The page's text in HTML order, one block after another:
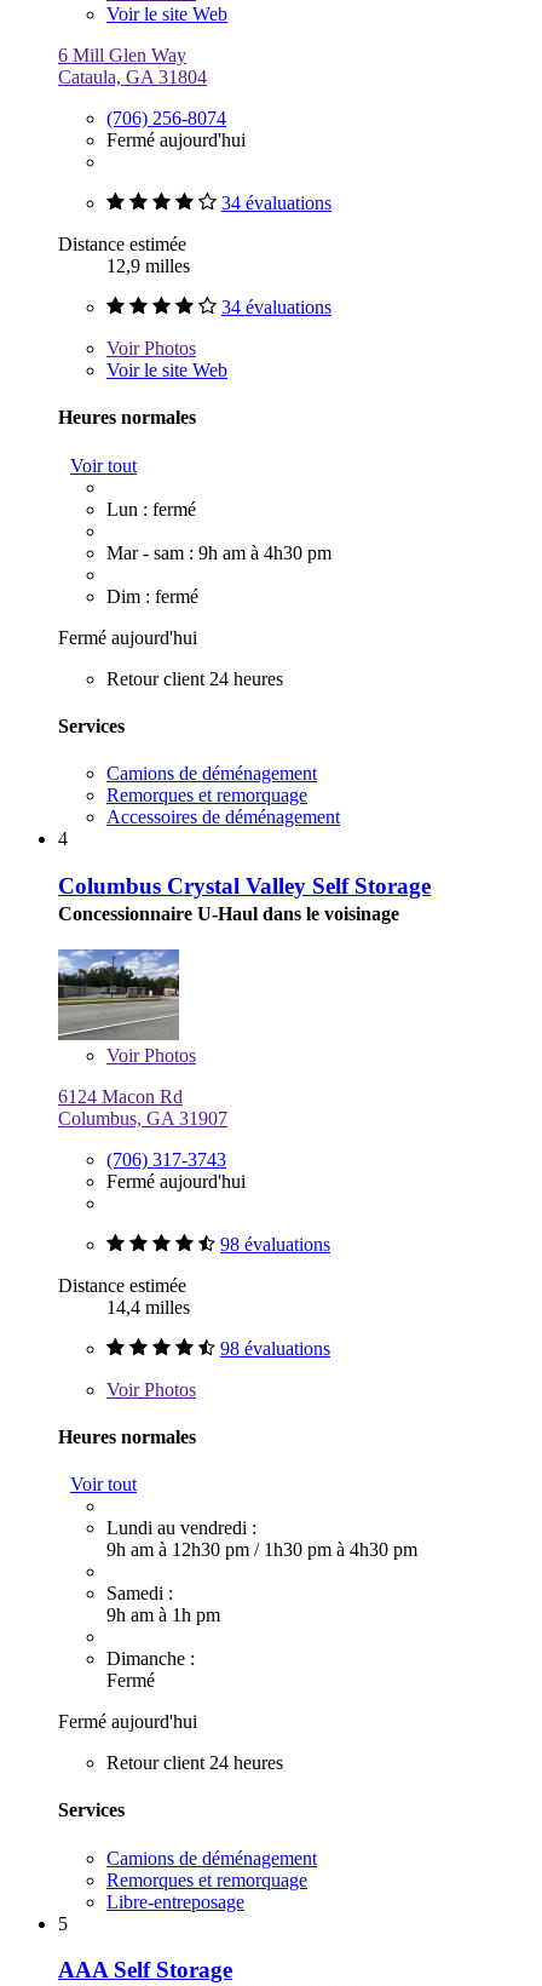
Voir le site Web
6 Mill Glen Way
Cataula, GA 31804
(706) 256-8074
Fermé aujourd'hui
34 évaluations
Distance estimée
12,9 milles
34 évaluations
VoirPhotos
Voir le site Web
Heures normales
Voir tout
Lun : fermé
Mar - sam : 9h am à 4h30 pm
Dim : fermé
Fermé aujourd'hui
Retour client 24 heures
Services
Camions de déménagement
Remorques et remorquage
Accessoires de déménagement
4
Columbus Crystal Valley Self Storage
Concessionnaire U-Haul dans le voisinage
VoirPhotos
6124 Macon Rd
Columbus, GA 31907
(706) 317-3743
Fermé aujourd'hui
98 évaluations
Distance estimée
14,4 milles
98 évaluations
VoirPhotos
Heures normales
Voir tout
Lundi au vendredi :
9h am à 12h30 pm / 1h30 pm à 4h30 pm
Samedi :
9h am à 1h pm
Dimanche :
Fermé
Fermé aujourd'hui
Retour client 24 heures
Services
Camions de déménagement
Remorques et remorquage
Libre-entreposage
5
AAA Self Storage